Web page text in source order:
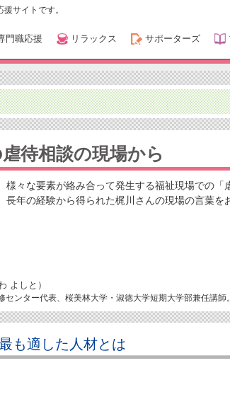
サイトです。
門職応援 リラックス サポーターズ
待相談の現場から
様々な要素が絡み合って発生する福祉現場での「
長年の経験から得られた梶川さんの現場の言葉を
よしと）
センター代表、桜美林大学・淑徳大学短期大学部兼任講師。
も適した人材とは